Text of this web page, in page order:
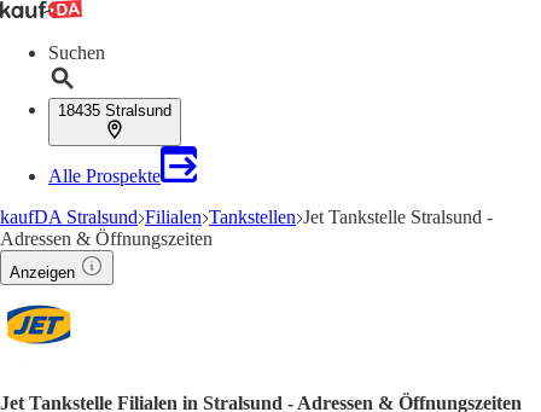
Suchen
18435 Stralsund
Alle Prospekte
kaufDA Stralsund Filialen Tankstellen Jet Tankstelle Stralsund -
Adressen & Öffnungszeiten
Anzeigen
Jet Tankstelle Filialen in Stralsund - Adressen & Öffnungszeiten